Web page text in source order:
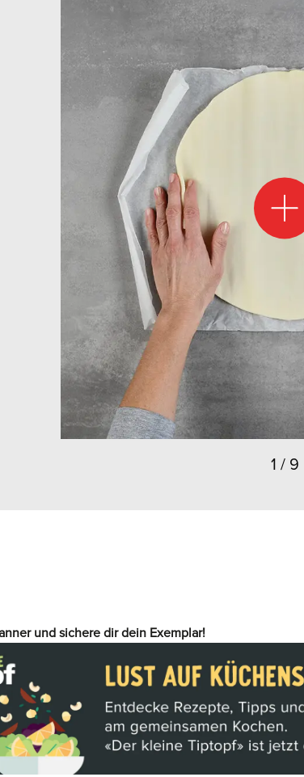
Käse-Zucchetti-Gipfeli
Sesam-Tofu-Gipfeli
Formen der Gipfeli ist eigentlich keine
die Füllung so einzurollen, dass sie beim
aber kein Problem mehr sein.
1 / 9
und sichere dir dein Exemplar!